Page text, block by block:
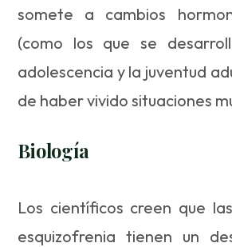
somete a cambios
(como los que se
adolescencia y la juventud
de haber vivido situaciones
Biología
Los científicos creen que
esquizofrenia tienen un